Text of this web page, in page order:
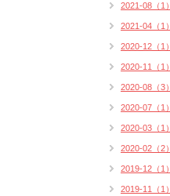
2021-08（1）
2021-04（1）
2020-12（1）
2020-11（1）
2020-08（3）
2020-07（1）
2020-03（1）
2020-02（2）
2019-12（1）
2019-11（1）